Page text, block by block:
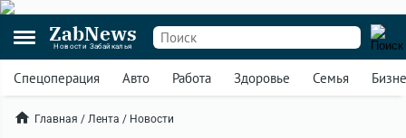
ZabNews
Новости Забайкалья
Спецоперация Авто Работа Здоровье Семья
Главная / Лента / Новости